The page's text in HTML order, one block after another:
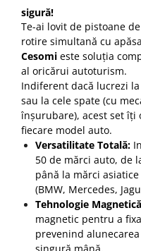
sigură!
Te-ai lovit de pistoane
rotire simultană cu
Cesomi este soluția
al oricărui autoturism.
Indiferent dacă lucrezi
sau la cele spate (cu
înșurubare), acest set
fiecare model auto.
Versatilitate Totală:
50 de mărci auto, de
până la mărci
(BMW, Mercedes,
Tehnologie
magnetic pentru a
prevenind